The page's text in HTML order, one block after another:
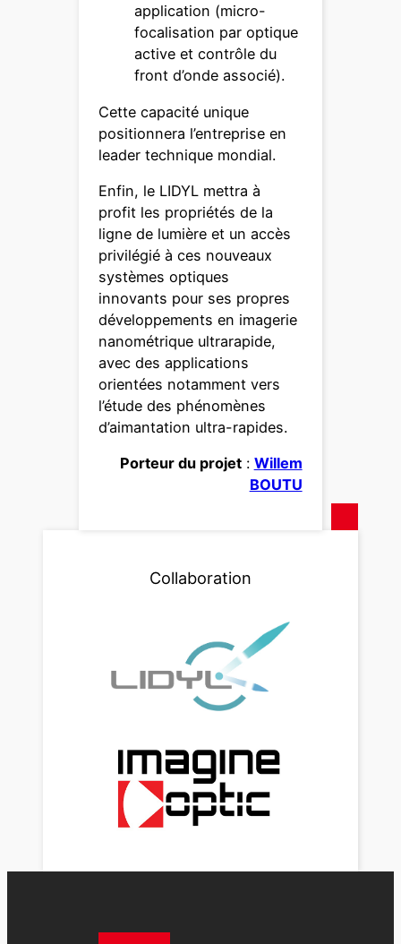
application (micro-
focalisation par optique
active et contrôle du
front d’onde associé).
Cette capacité unique
positionnera l’entreprise en
leader technique mondial.
Enfin, le LIDYL mettra à
profit les propriétés de la
ligne de lumière et un accès
privilégié à ces nouveaux
systèmes optiques
innovants pour ses propres
développements en imagerie
nanométrique ultrarapide,
avec des applications
orientées notamment vers
l’étude des phénomènes
d’aimantation ultra-rapides.
Porteur du projet: Willem
BOUTU
Collaboration